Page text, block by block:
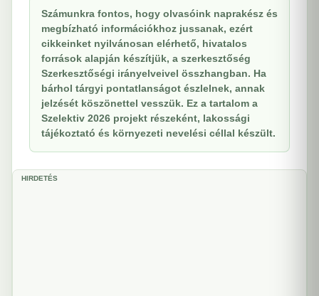
Számunkra fontos, hogy olvasóink naprakész és
megbízható információkhoz jussanak, ezért
cikkeinket nyilvánosan elérhető, hivatalos
források alapján készítjük, a szerkesztőség
Szerkesztőségi irányelveivel összhangban. Ha
bárhol tárgyi pontatlanságot észlelnek, annak
jelzését köszönettel vesszük. Ez a tartalom a
Szelektiv 2026 projekt részeként, lakossági
tájékoztató és környezeti nevelési céllal készült.
HIRDETÉS